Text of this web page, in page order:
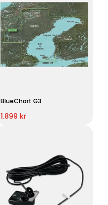
BlueChart G3
1.899 kr